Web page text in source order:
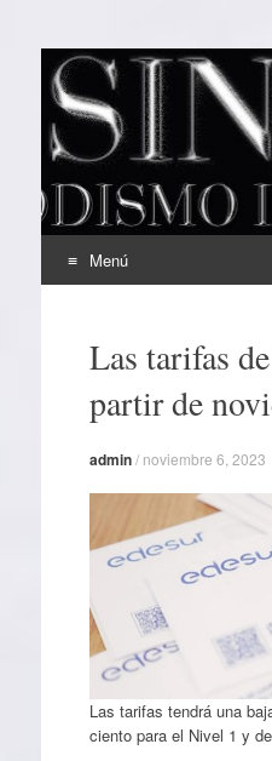
EL
Periodismo Inteligente
Menú
contenidoLas tarifas
partir de
admin/ noviembre 6, 2023
Las tarifas tendrá una
ciento para el Nivel 1 y